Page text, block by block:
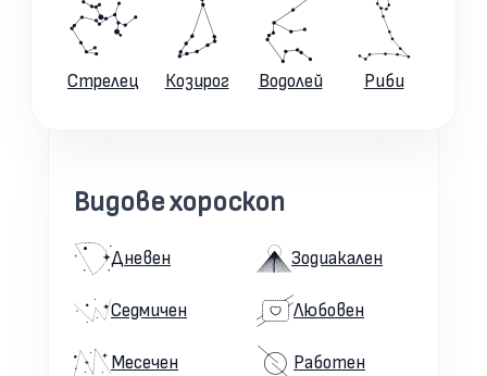
Стрелец Козирог Водолей Риби
Видове хороскоп
Дневен
Седмичен
Месечен
Зодиакален
Любовен
Работен